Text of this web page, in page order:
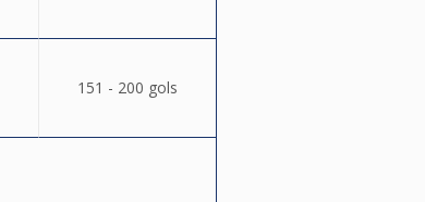
151 - 200 gols